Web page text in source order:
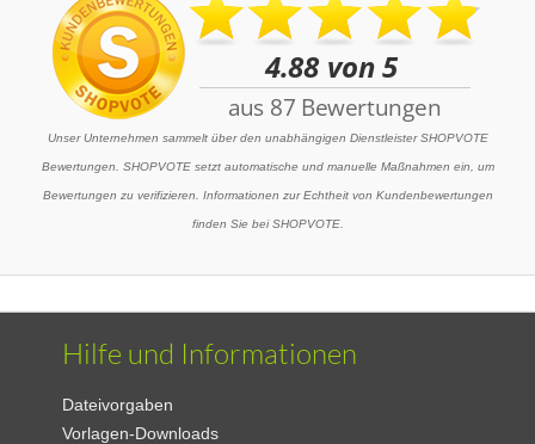
Unser Unternehmen sammelt über den unabhängigen Dienstleister SHOPVOTE
Bewertungen. SHOPVOTE setzt automatische und manuelle Maßnahmen ein, um
Bewertungen zu verifizieren. Informationen zur Echtheit von Kundenbewertungen
finden Sie bei SHOPVOTE.
Hilfe und Informationen
Dateivorgaben
Vorlagen-Downloads